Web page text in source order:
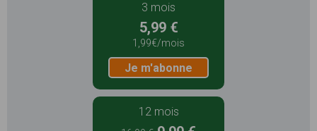
3 mois
5,99 €
1,99€/mois
Je m'abonne
12 mois